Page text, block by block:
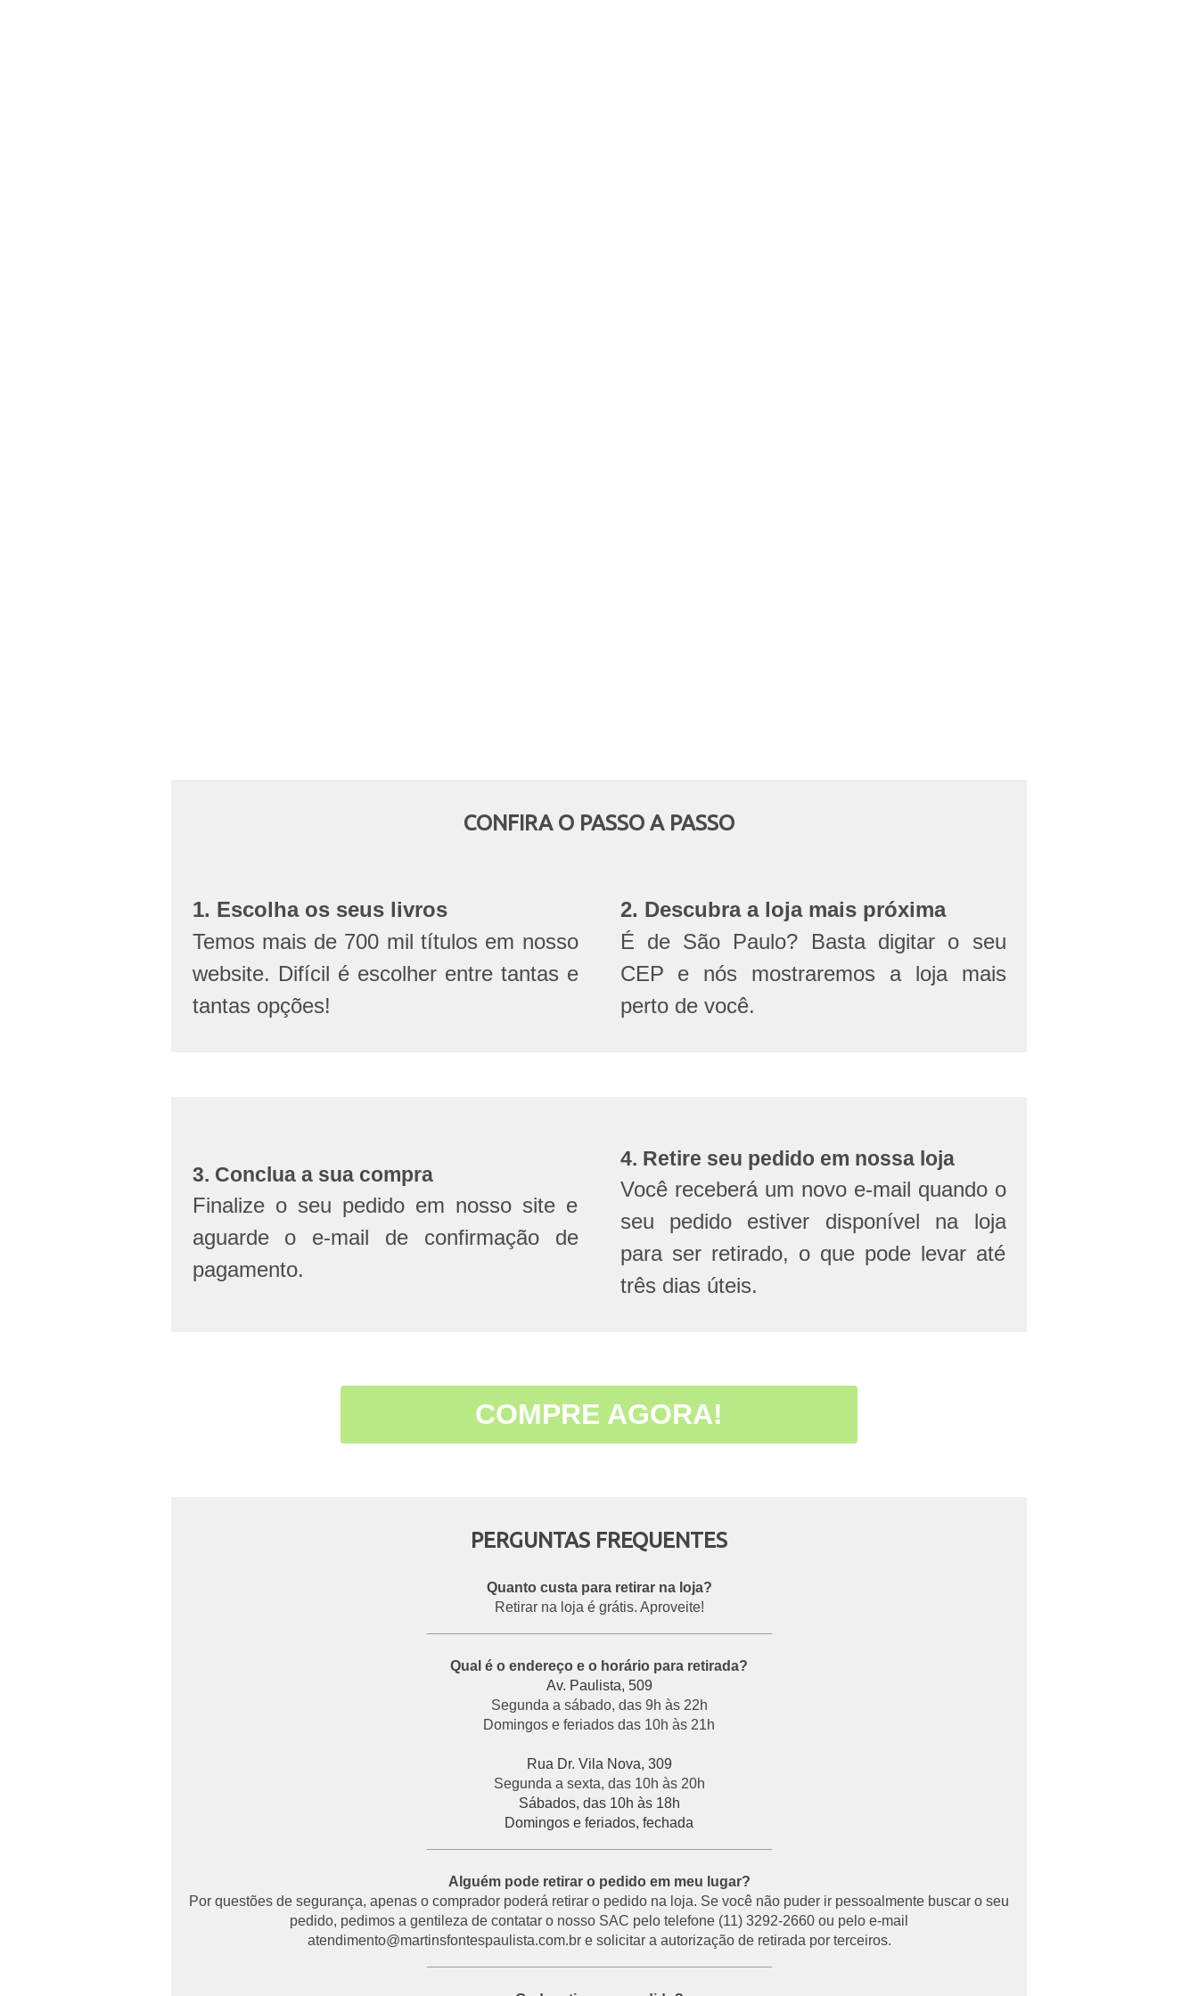
CONFIRA O PASSO A PASSO
1. Escolha os seus livros
Temos mais de 700 mil títulos em nosso
website. Difícil é escolher entre tantas e
tantas opções!
2. Descubra a loja mais próxima
É de São Paulo? Basta digitar o seu
CEP e nós mostraremos a loja mais
perto de você.
3. Conclua a sua compra
Finalize o seu pedido em nosso site e
aguarde o e-mail de confirmação de
pagamento.
4. Retire seu pedido em nossa loja
Você receberá um novo e-mail quando o
seu pedido estiver disponível na loja
para ser retirado, o que pode levar até
três dias úteis.
COMPRE AGORA!
PERGUNTAS FREQUENTES
Quanto custa para retirar na loja?
Retirar na loja é grátis. Aproveite!
Qual é o endereço e o horário para retirada?
Av. Paulista, 509
Segunda a sábado, das 9h às 22h
Domingos e feriados das 10h às 21h
Rua Dr. Vila Nova, 309
Segunda a sexta, das 10h às 20h
Sábados, das 10h às 18h
Domingos e feriados, fechada
Alguém pode retirar o pedido em meu lugar?
Por questões de segurança, apenas o comprador poderá retirar o pedido na loja. Se você não puder ir pessoalmente buscar o seu
pedido, pedimos a gentileza de contatar o nosso SAC pelo telefone (11) 3292-2660 ou pelo e-mail
atendimento@martinsfontespaulista.com.br e solicitar a autorização de retirada por terceiros.